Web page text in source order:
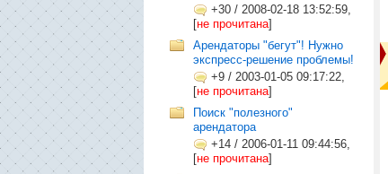
+30 / 2008-02-18 13:52:59,
[не прочитана]
Арендаторы "бегут"! Нужно
экспресс-решение проблемы!
+9 / 2003-01-05 09:17:22,
[не прочитана]
Поиск "полезного"
арендатора
+14 / 2006-01-11 09:44:56,
[не прочитана]